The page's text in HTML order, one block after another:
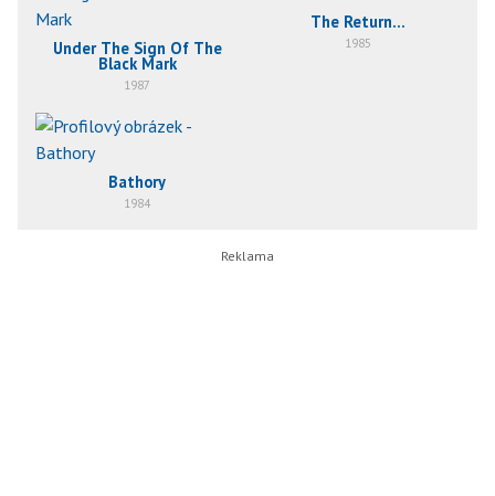
Under The Sign Of The
Black Mark
1987
The Return...
1985
Bathory
1984